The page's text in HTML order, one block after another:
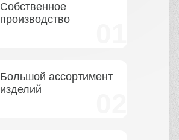
Собственное
производство
Большой ассортимент
изделий